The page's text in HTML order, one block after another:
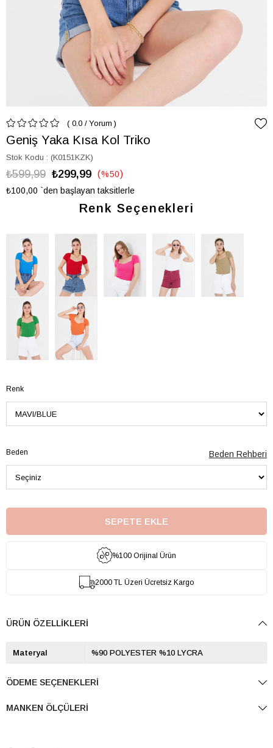
0.0 / Yorum
Geniş Yaka Kısa Kol Triko
Stok Kodu (K0151KZK)
₺599,99 ₺299,99 %50
İndirim
₺100,00 `den başlayan taksitlerle
Renk Seçenekleri
Renk
Beden Beden Rehberi
%100 Orijinal Ürün
2000 TL Üzeri Ücretsiz Kargo
ÜRÜN ÖZELLIKLERI
Materyal %90 POLYESTER %10 LYCRA
ÖDEME SEÇENEKLERI
MANKEN ÖLÇÜLERI